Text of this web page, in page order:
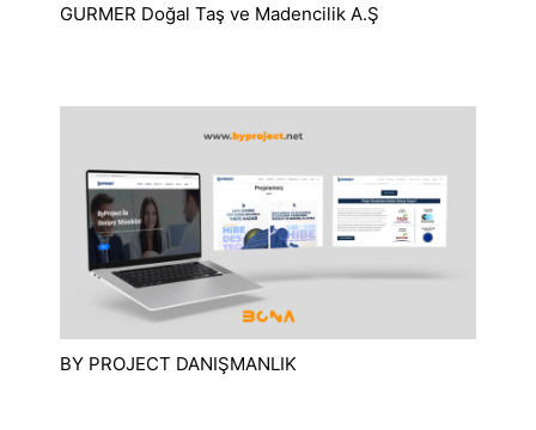
GURMER Doğal Taş ve Madencilik A.Ş
BY PROJECT DANIŞMANLIK